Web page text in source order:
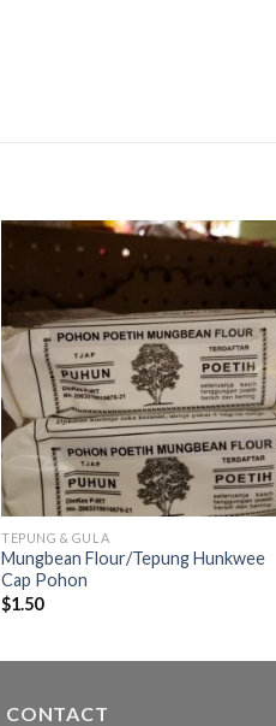
TEPUNG & GULA
Mungbean Flour/Tepung Hunkwee
Cap Pohon
$1.50
CONTACT